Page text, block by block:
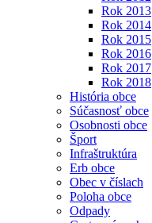
Rok 2013
Rok 2014
Rok 2015
Rok 2016
Rok 2017
Rok 2018
História obce
Súčasnosť obce
Osobnosti obce
Šport
Infraštruktúra
Erb obce
Obec v číslach
Poloha obce
Odpady